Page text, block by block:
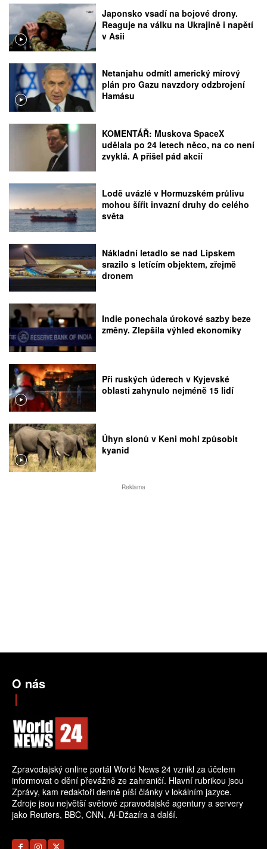
Japonsko vsadí na bojové drony.
Reaguje na válku na Ukrajině i napětí
v Asii
Netanjahu odmítl americký mírový
plán pro Gazu navzdory odzbrojení
Hamásu
KOMENTÁŘ: Muskova SpaceX
udělala po 24 letech něco, na co není
zvyklá. A přišel pád akcií
Lodě uvázlé v Hormuzském průlivu
mohou šířit invazní druhy do celého
světa
Nákladní letadlo se nad Lipskem
srazilo s letícím objektem, zřejmě
dronem
Indie ponechala úrokové sazby beze
změny. Zlepšila výhled ekonomiky
Při ruských úderech v Kyjevské
oblasti zahynulo nejméně 15 lidí
Úhyn slonů v Keni mohl způsobit
kyanid
Reklama
O nás
Zpravodajský online portál World News 24 vznikl za účelem
informovat o dění převážně ze zahraničí. Hlavní rubrikou jsou
Zprávy, kam redaktoři denně píší články v lokálním jazyce.
Zdroje jsou největší světové zpravodajské agentury a servery
jako Reuters, BBC, CNN, Al-Džazíra a další.